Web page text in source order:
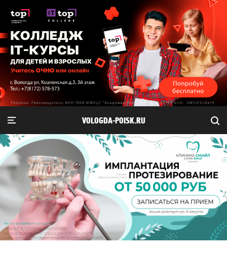
VOLOGDA-POISK.RU